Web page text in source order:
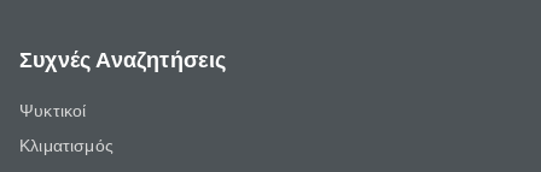
Συχνές Αναζητήσεις
Ψυκτικοί
Κλιματισμός